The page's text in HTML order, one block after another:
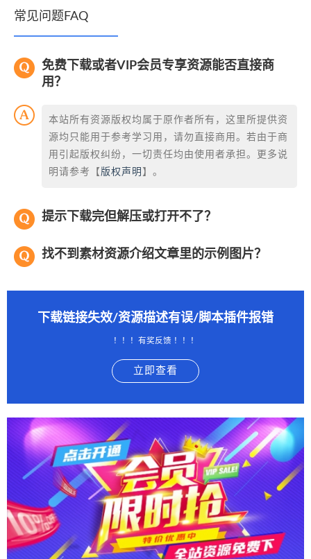
常见问题FAQ
免费下载或者VIP会员专享资源能否直接商
用？
本站所有资源版权均属于原作者所有，这里所提供资
源均只能用于参考学习用，请勿直接商用。若由于商
用引起版权纠纷，一切责任均由使用者承担。更多说
明请参考【 版权声明 】。
提示下载完但解压或打开不了？
找不到素材资源介绍文章里的示例图片？
下载链接失效/资源描述有误/脚本插件报错
！！！有奖反馈 ！！！
立即查看